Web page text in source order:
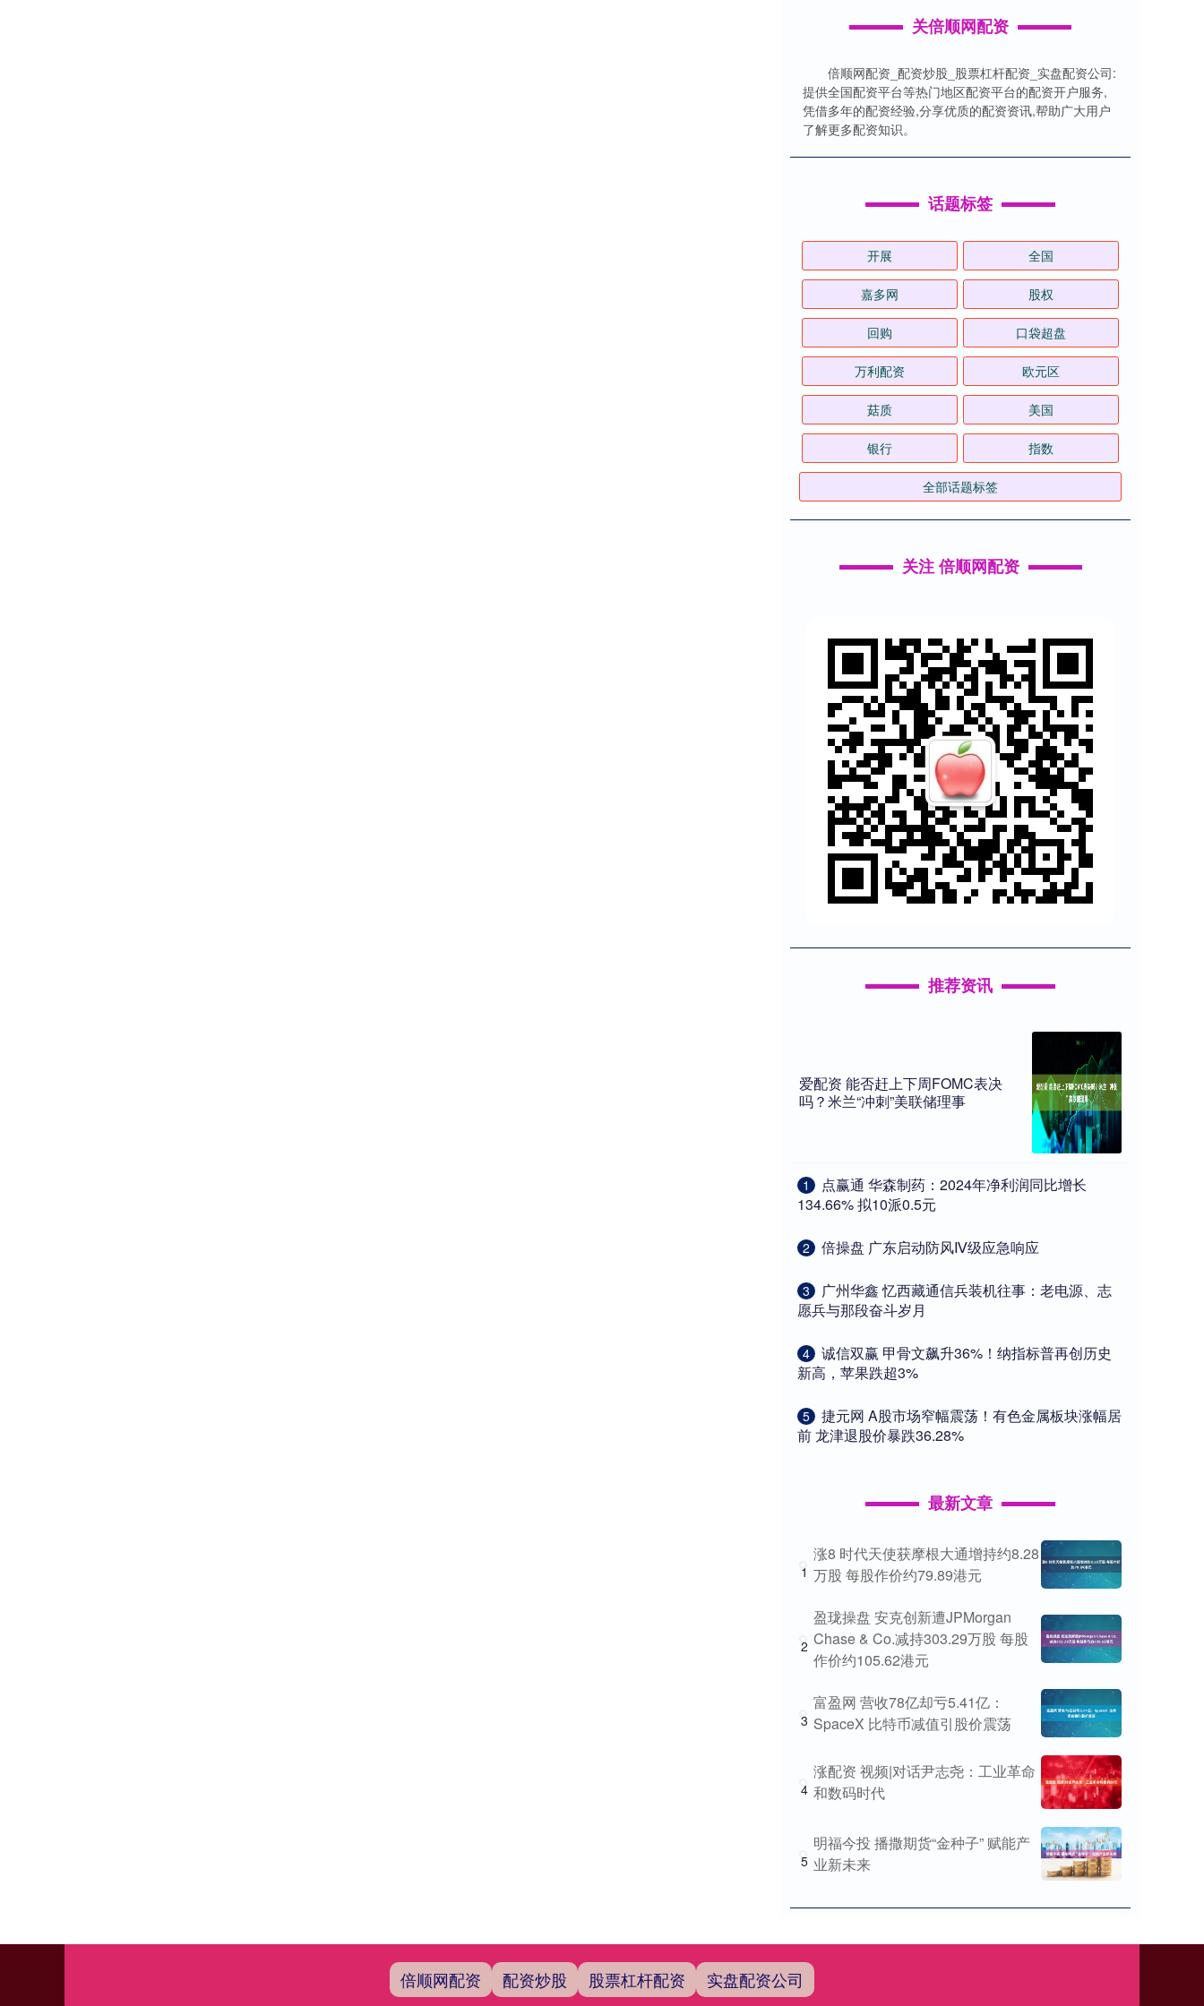
关倍顺网配资
倍顺网配资_配资炒股_股票杠杆配资_实盘配资公司:
提供全国配资平台等热门地区配资平台的配资开户服务,
凭借多年的配资经验,分享优质的配资资讯,帮助广大用户
了解更多配资知识。
话题标签
开展 全国
嘉多网 股权
回购 口袋超盘
万利配资 欧元区
菇质 美国
银行 指数
全部话题标签
关注 倍顺网配资
推荐资讯
爱配资 能否赶上下周FOMC表决
吗？米兰“冲刺”美联储理事
1
​点赢通 华森制药：2024年净利润同比增长
134.66% 拟10派0.5元
2 ​倍操盘 广东启动防风Ⅳ级应急响应
3
​广州华鑫 忆西藏通信兵装机往事：老电源、志
愿兵与那段奋斗岁月
4
​诚信双赢 甲骨文飙升36%！纳指标普再创历史
新高，苹果跌超3%
5
​捷元网 A股市场窄幅震荡！有色金属板块涨幅居
前 龙津退股价暴跌36.28%
最新文章
1
涨8 时代天使获摩根大通增持约8.28
万股 每股作价约79.89港元
2
盈珑操盘 安克创新遭JPMorgan
Chase & Co.减持303.29万股 每股
作价约105.62港元
3
富盈网 营收78亿却亏5.41亿：
SpaceX 比特币减值引股价震荡
4
涨配资 视频|对话尹志尧：工业革命
和数码时代
5
明福今投 播撒期货“金种子” 赋能产
业新未来
倍顺网配资 配资炒股 股票杠杆配资 实盘配资公司